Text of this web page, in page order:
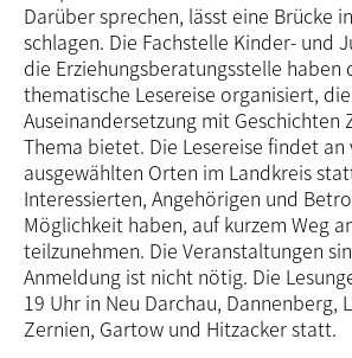
Darüber sprechen, lässt eine Brücke
schlagen. Die Fachstelle Kinder- und
die Erziehungsberatungsstelle haben
thematische Lesereise organisiert,
Auseinandersetzung mit Geschichten
Thema bietet. Die Lesereise findet an
ausgewählten Orten im Landkreis
Interessierten, Angehörigen und
Möglichkeit haben, auf kurzem Weg
teilzunehmen. Die Veranstaltungen
An­mel­dung ist nicht nötig. Die
19 Uhr in Neu Darchau, Dannenberg,
Zernien, Gartow und Hitzacker statt.